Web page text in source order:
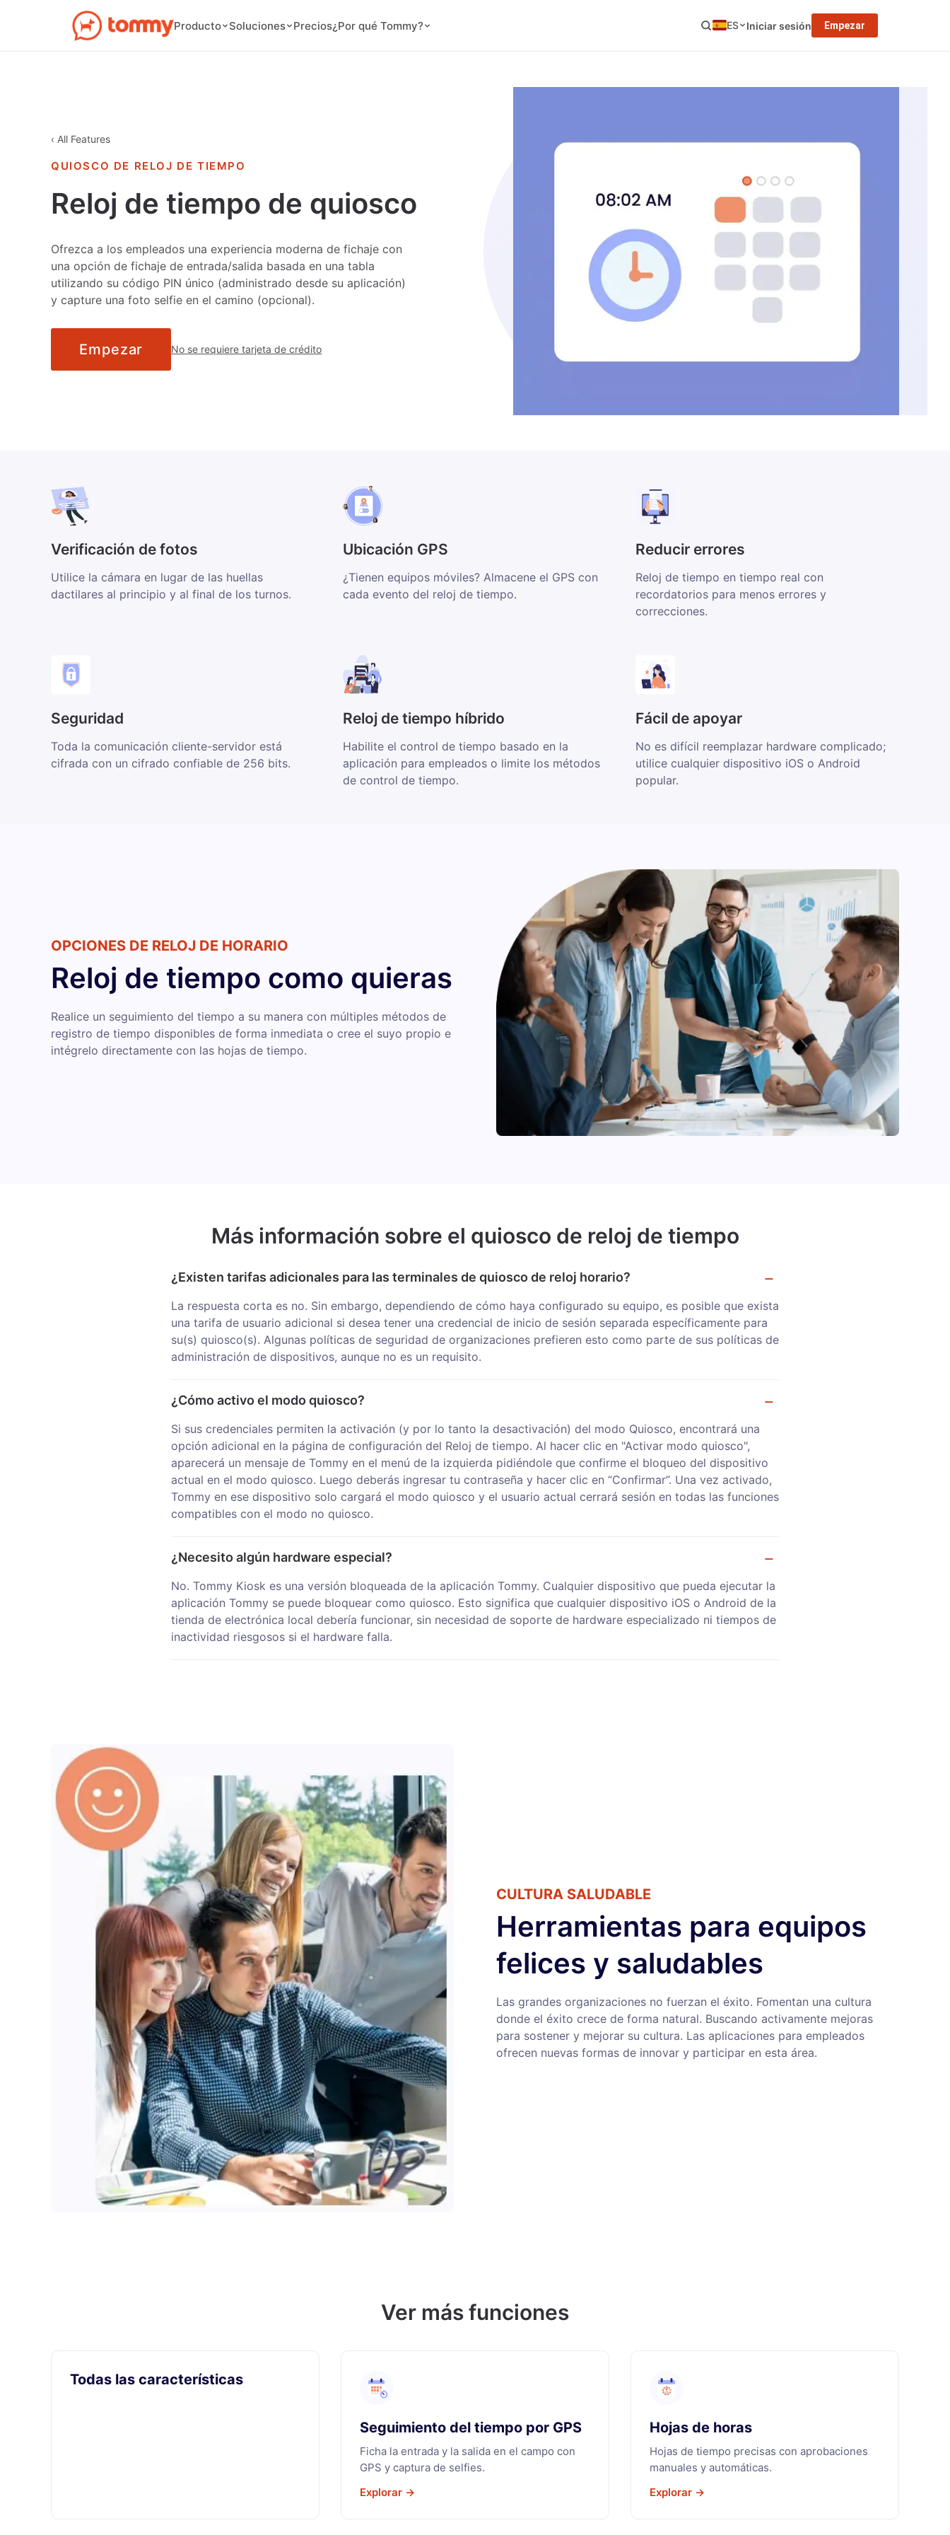
Producto Soluciones Precios¿Por qué Tommy? ES Iniciar sesión Empezar
‹ All Features
QUIOSCO DE RELOJ DE TIEMPO
Reloj de tiempo de quiosco
Ofrezca a los empleados una experiencia moderna de fichaje con
una opción de fichaje de entrada/salida basada en una tabla
utilizando su código PIN único (administrado desde su aplicación)
y capture una foto selfie en el camino (opcional).
Empezar No se requiere tarjeta de crédito
Verificación de fotos
Utilice la cámara en lugar de las huellas
dactilares al principio y al final de los turnos.
Ubicación GPS
¿Tienen equipos móviles? Almacene el GPS con
cada evento del reloj de tiempo.
Reducir errores
Reloj de tiempo en tiempo real con
recordatorios para menos errores y
correcciones.
Seguridad
Toda la comunicación cliente-servidor está
cifrada con un cifrado confiable de 256 bits.
Reloj de tiempo híbrido
Habilite el control de tiempo basado en la
aplicación para empleados o limite los métodos
de control de tiempo.
Fácil de apoyar
No es difícil reemplazar hardware complicado;
utilice cualquier dispositivo iOS o Android
popular.
OPCIONES DE RELOJ DE HORARIO
Reloj de tiempo como quieras
Realice un seguimiento del tiempo a su manera con múltiples métodos de
registro de tiempo disponibles de forma inmediata o cree el suyo propio e
intégrelo directamente con las hojas de tiempo.
Más información sobre el quiosco de reloj de tiempo
¿Existen tarifas adicionales para las terminales de quiosco de reloj horario?
La respuesta corta es no. Sin embargo, dependiendo de cómo haya configurado su equipo, es posible que exista
una tarifa de usuario adicional si desea tener una credencial de inicio de sesión separada específicamente para
su(s) quiosco(s). Algunas políticas de seguridad de organizaciones prefieren esto como parte de sus políticas de
administración de dispositivos, aunque no es un requisito.
¿Cómo activo el modo quiosco?
Si sus credenciales permiten la activación (y por lo tanto la desactivación) del modo Quiosco, encontrará una
opción adicional en la página de configuración del Reloj de tiempo. Al hacer clic en "Activar modo quiosco",
aparecerá un mensaje de Tommy en el menú de la izquierda pidiéndole que confirme el bloqueo del dispositivo
actual en el modo quiosco. Luego deberás ingresar tu contraseña y hacer clic en “Confirmar”. Una vez activado,
Tommy en ese dispositivo solo cargará el modo quiosco y el usuario actual cerrará sesión en todas las funciones
compatibles con el modo no quiosco.
¿Necesito algún hardware especial?
No. Tommy Kiosk es una versión bloqueada de la aplicación Tommy. Cualquier dispositivo que pueda ejecutar la
aplicación Tommy se puede bloquear como quiosco. Esto significa que cualquier dispositivo iOS o Android de la
tienda de electrónica local debería funcionar, sin necesidad de soporte de hardware especializado ni tiempos de
inactividad riesgosos si el hardware falla.
CULTURA SALUDABLE
Herramientas para equipos
felices y saludables
Las grandes organizaciones no fuerzan el éxito. Fomentan una cultura
donde el éxito crece de forma natural. Buscando activamente mejoras
para sostener y mejorar su cultura. Las aplicaciones para empleados
ofrecen nuevas formas de innovar y participar en esta área.
Ver más funciones
Todas las características
Seguimiento del tiempo por GPS
Ficha la entrada y la salida en el campo con
GPS y captura de selfies.
Explorar →
Hojas de horas
Hojas de tiempo precisas con aprobaciones
manuales y automáticas.
Explorar →